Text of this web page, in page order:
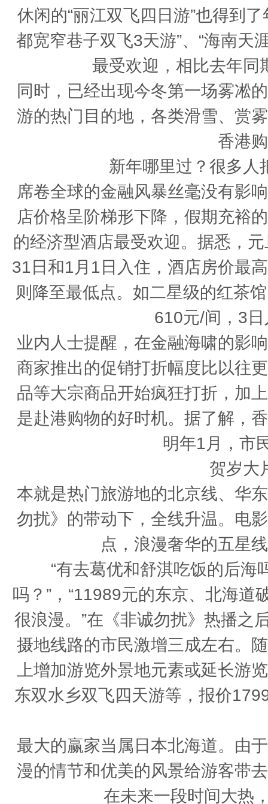
休闲的“丽江双飞四日游”也得到
都宽窄巷子双飞3天游”、“海南天
最受欢迎，相比去年同
同时，已经出现今冬第一场雾凇
游的热门目的地，各类滑雪、赏
香港
新年哪里过？很多人
席卷全球的金融风暴丝毫没有影
店价格呈阶梯形下降，假期充裕
的经济型酒店最受欢迎。据悉，
31日和1月1日入住，酒店房价最
则降至最低点。如二星级的红茶
610元/间，3
业内人士提醒，在金融海啸的影
商家推出的促销打折幅度比以往
品等大宗商品开始疯狂打折，加
是赴港购物的好时机。据了解，
明年1月，市
贺岁大
本就是热门旅游地的北京线、华
勿扰》的带动下，全线升温。电
点，浪漫奢华的五星
“有去葛优和舒淇吃饭的后海
吗？”，“11989元的东京、北海
很浪漫。”在《非诚勿扰》热播之
摄地线路的市民激增三成左右。
上增加游览外景地元素或延长游
东双水乡双飞四天游等，报价
最大的赢家当属日本北海道。由
漫的情节和优美的风景给游客带
在未来一段时间大热